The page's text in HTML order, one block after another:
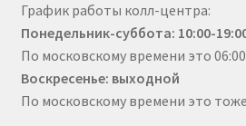
График работы колл-центра:
Понедельник-суббота: 10:00-
По московскому времени это
Воскресенье: выходной
По московскому времени это